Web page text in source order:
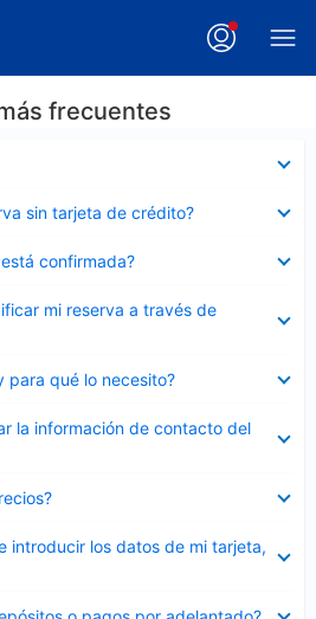
frecuentes
sin tarjeta de crédito?
confirmada?
mi reserva a través de
para qué lo necesito?
la información de contacto del
introducir los datos de mi tarjeta,